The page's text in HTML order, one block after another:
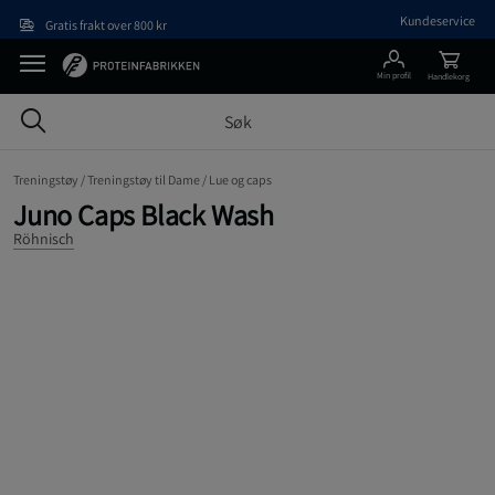
Gratis frakt over 800 kr Kundeservice
Min profil Handlekorg
Treningstøy /Treningstøy til Dame / Lue og caps
Juno Caps Black Wash
Röhnisch